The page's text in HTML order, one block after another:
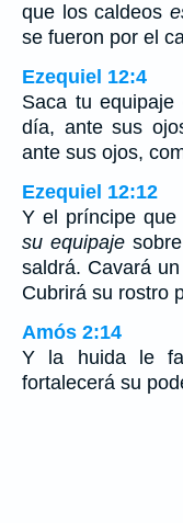
que los caldeos
se fueron por el
Ezequiel 12:4
Saca tu
día, ante sus
ante sus ojos,
Ezequiel 12:12
Y el príncipe que
su equipaje
saldrá. Cavará
Cubrirá su rostro
Amós 2:14
Y la huida le
fortalecerá su